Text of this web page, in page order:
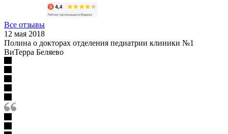
Все отзывы
12 мая 2018
Полина о докторах отделения педиатрии клиники №1
ВиТерра Беляево